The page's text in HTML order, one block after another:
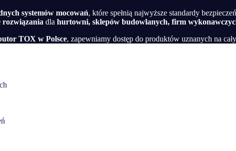
systemów mocowań, które spełnią najwyższe standardy
rozwiązania dlahurtowni, sklepów budowlanych, firm
TOX w Polsce, zapewniamy dostęp do produktów uznanych na